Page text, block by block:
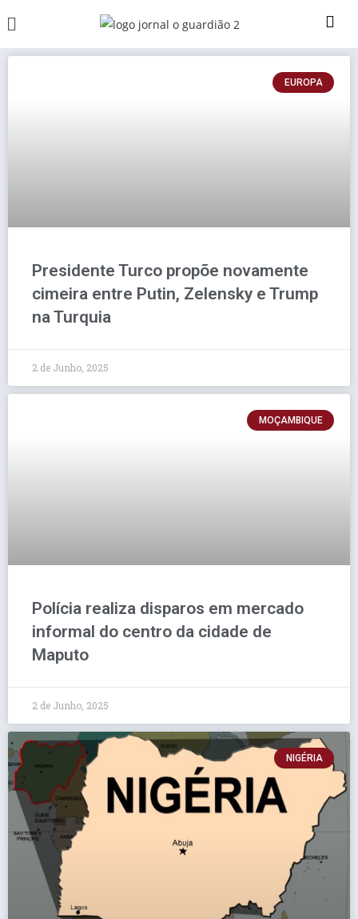
EUROPA
Presidente Turco propõe novamente
cimeira entre Putin, Zelensky e Trump
na Turquia
2 de Junho, 2025
MOÇAMBIQUE
Polícia realiza disparos em mercado
informal do centro da cidade de
Maputo
2 de Junho, 2025
NIGÉRIA